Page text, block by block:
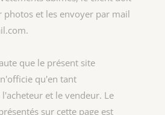
et les envoyer par mail
que le présent site
n'officie qu'en tant
et le vendeur. Le
sur cette page est